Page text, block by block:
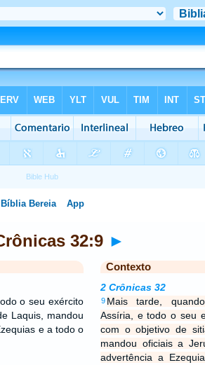
32:9 ►
o seu exército
Laquis, mandou
e a todo o
Contexto
2 Crônicas 32
9 Mais tarde,
Assíria, e todo o seu
com o objetivo de
mandou oficiais a
advertência a